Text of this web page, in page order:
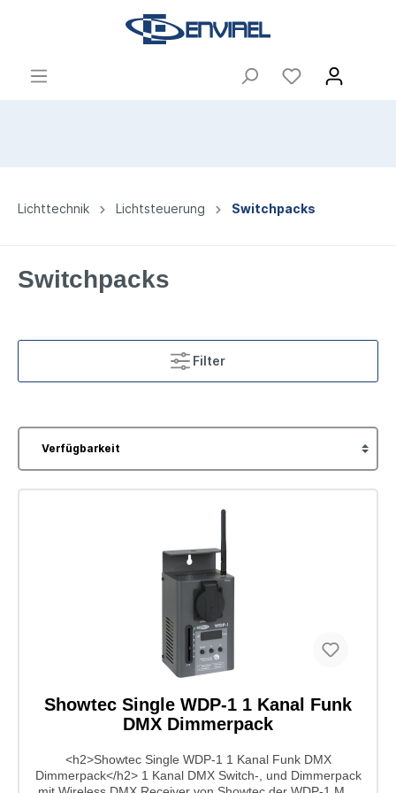
Lichttechnik Lichtsteuerung Switchpacks
Switchpacks
Filter
Showtec Single WDP-1 1 Kanal Funk
DMX Dimmerpack
<h2>Showtec Single WDP-1 1 Kanal Funk DMX
Dimmerpack</h2> 1 Kanal DMX Switch-, und Dimmerpack